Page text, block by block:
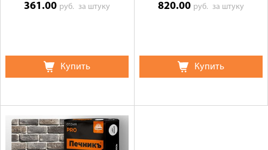
361.00 руб.за штуку
Купить
820.00 руб. за штуку
Купить